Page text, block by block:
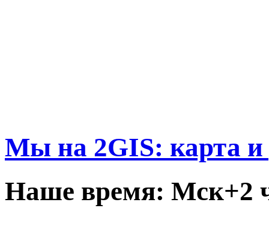
Мы на 2GIS: карта
Наше время: Мск+2